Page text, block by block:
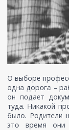
О выборе
одна дорога –
он подает
туда. Никакой
было. Родители
это время они